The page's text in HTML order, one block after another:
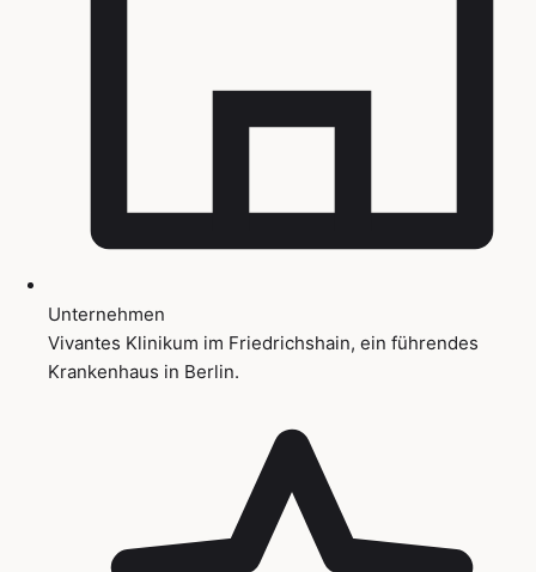
Unternehmen
Vivantes Klinikum im Friedrichshain, ein führendes
Krankenhaus in Berlin.